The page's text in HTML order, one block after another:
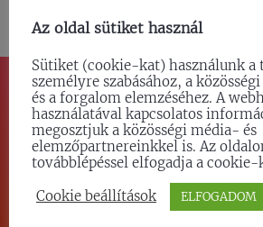
SZÍVESEN
KAPCSOLATOT, HA
Az oldal sütiket használ
Sütiket (cookie-kat) használunk a
személyre szabásához, a
és a forgalom elemzéséhez. A
használatával kapcsolatos
megosztjuk a közösségi média- és
elemzőpartnereinkkel is. Az
továbblépéssel elfogadja a cookie-
Cookie beállítások ELFOGADOM